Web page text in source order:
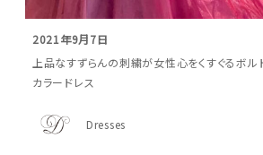
2021年9月7日
上品なすずらんの刺繍が女性心をくすぐるボル
カラードレス
Dresses